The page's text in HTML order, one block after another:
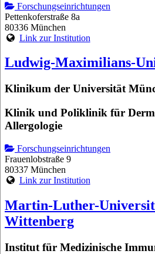
Forschungseinrichtungen
Pettenkoferstraße 8a
80336 München
Link zur Institution
Ludwig-Maximilians-
Klinikum der Universität
Klinik und Poliklinik für
Allergologie
Forschungseinrichtungen
Frauenlobstraße 9
80337 München
Link zur Institution
Martin-Luther-
Wittenberg
Institut für Medizinische